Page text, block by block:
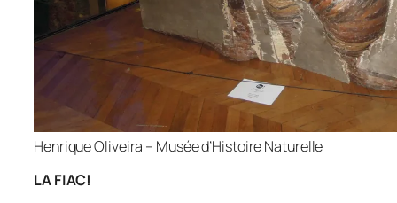
Henrique Oliveira – Musée d’Histoire Naturelle
LA FIAC!